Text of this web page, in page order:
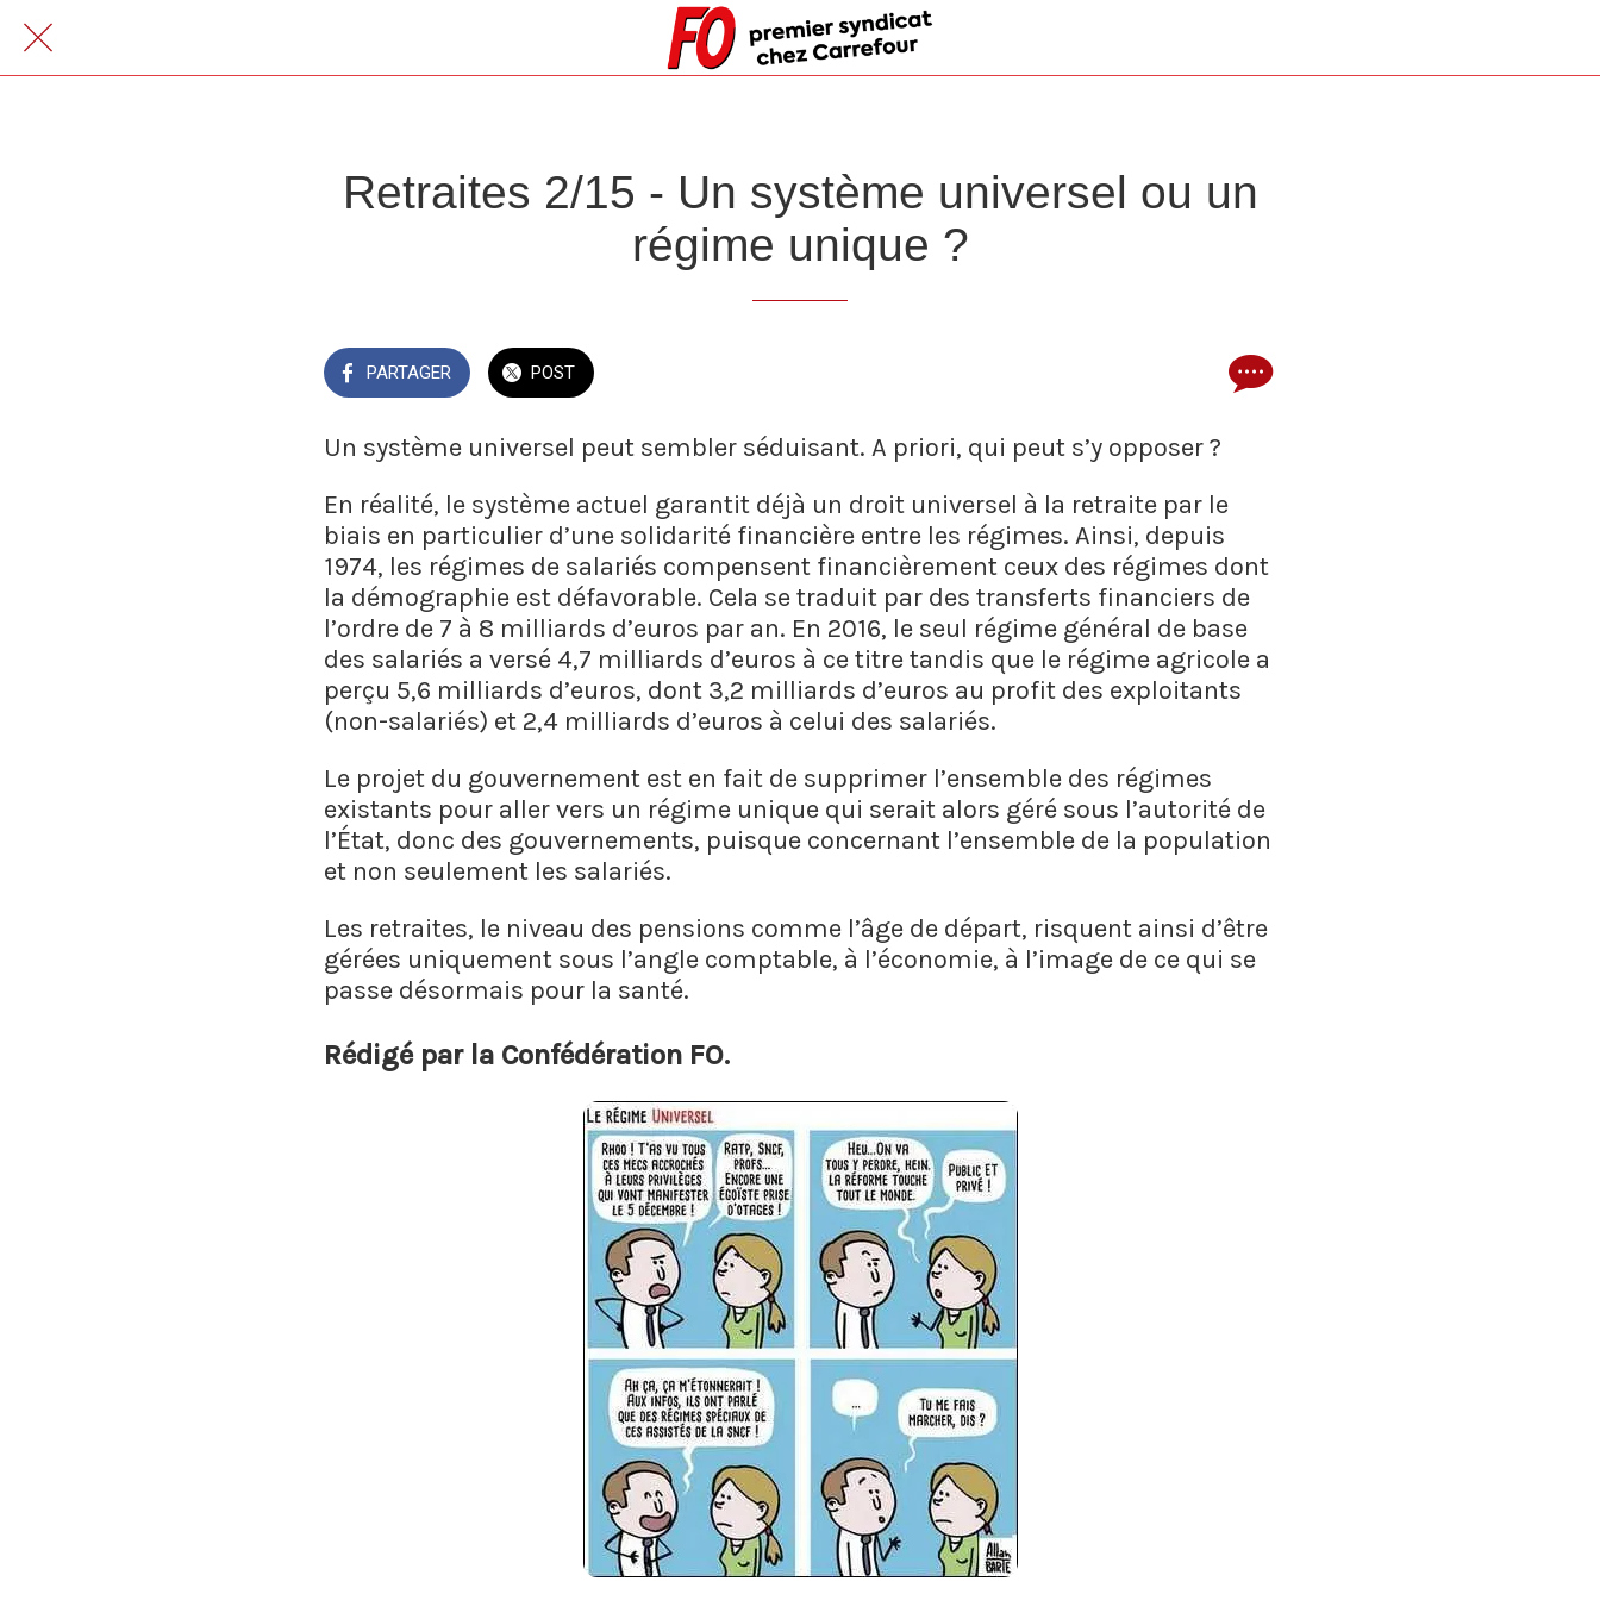
Retraites 2/15 - Un système universel ou un
régime unique ?
PARTAGER POST
Un système universel peut sembler séduisant. A priori, qui peut s’y opposer ?
En réalité, le système actuel garantit déjà un droit universel à la retraite par le
biais en particulier d’une solidarité financière entre les régimes. Ainsi, depuis
1974, les régimes de salariés compensent financièrement ceux des régimes dont
la démographie est défavorable. Cela se traduit par des transferts financiers de
l’ordre de 7 à 8 milliards d’euros par an. En 2016, le seul régime général de base
des salariés a versé 4,7 milliards d’euros à ce titre tandis que le régime agricole a
perçu 5,6 milliards d’euros, dont 3,2 milliards d’euros au profit des exploitants
(non-salariés) et 2,4 milliards d’euros à celui des salariés.
Le projet du gouvernement est en fait de supprimer l’ensemble des régimes
existants pour aller vers un régime unique qui serait alors géré sous l’autorité de
l’État, donc des gouvernements, puisque concernant l’ensemble de la population
et non seulement les salariés.
Les retraites, le niveau des pensions comme l’âge de départ, risquent ainsi d’être
gérées uniquement sous l’angle comptable, à l’économie, à l’image de ce qui se
passe désormais pour la santé.
Rédigé par la Confédération FO.